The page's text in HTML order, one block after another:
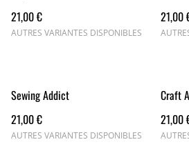
21,00 €
AUTRES VARIANTES DISPONIBLES
21,00
Sewing Addict
21,00 €
AUTRES VARIANTES DISPONIBLES
Craft
21,00